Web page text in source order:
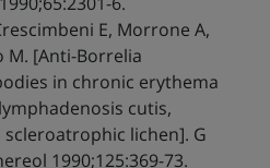
E, Morrone A,
M. [Anti-Borrelia
in chronic erythema
cutis,
lichen]. G
1990;125:369-73.